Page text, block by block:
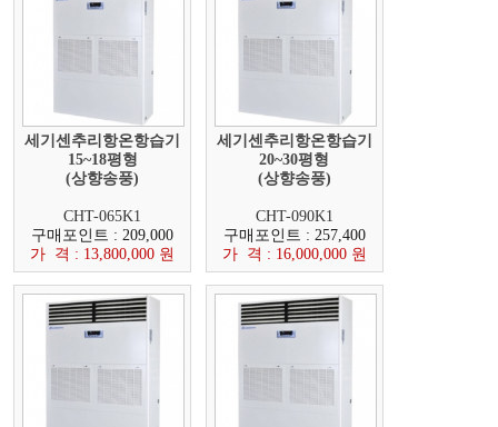
세기센추리항온항습기
15~18평형
(상향송풍)
CHT-065K1
구매포인트 : 209,000
가 격 : 13,800,000 원
세기센추리항온항습기
20~30평형
(상향송풍)
CHT-090K1
구매포인트 : 257,400
가 격 : 16,000,000 원